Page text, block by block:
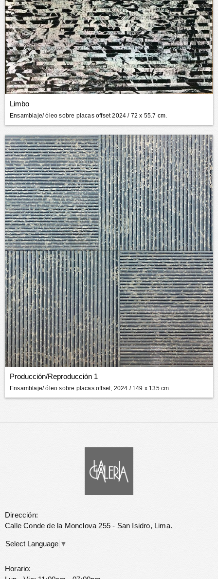
Limbo
Ensamblaje/ óleo sobre placas offset 2024 / 72 x 55.7 cm.
Producción/Reproducción 1
Ensamblaje/ óleo sobre placas offset, 2024 / 149 x 135 cm.
Dirección:
Calle Conde de la Monclova 255 - San Isidro, Lima.
Select Language ▼
Horario: